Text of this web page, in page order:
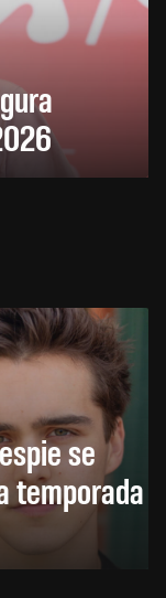
se
temporada